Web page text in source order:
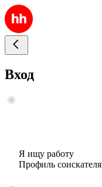
Вход
Я ищу работу
Профиль соискателя